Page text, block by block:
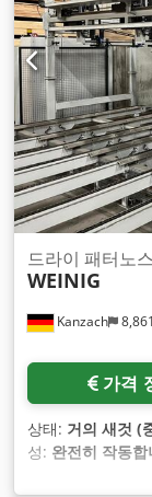
Kanzach
드라이 패터노
WEINIG
가격
상태: 거의 새것 (
성: 완전히 작동합